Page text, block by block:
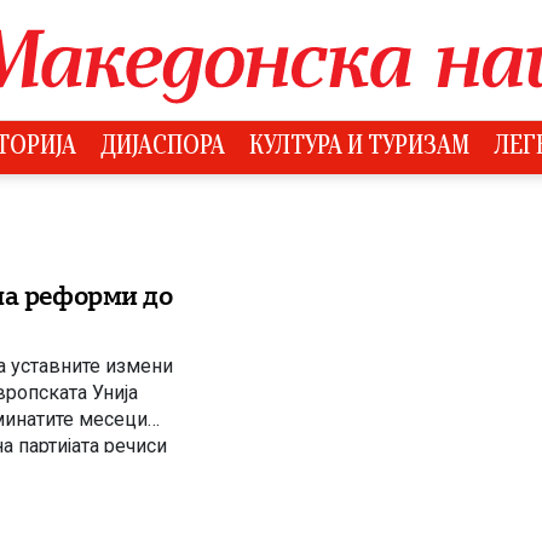
ДИЈАСПОРА КУЛТУРА И ТУРИЗАМ
реформи до
измени
Унија
месеци
речиси